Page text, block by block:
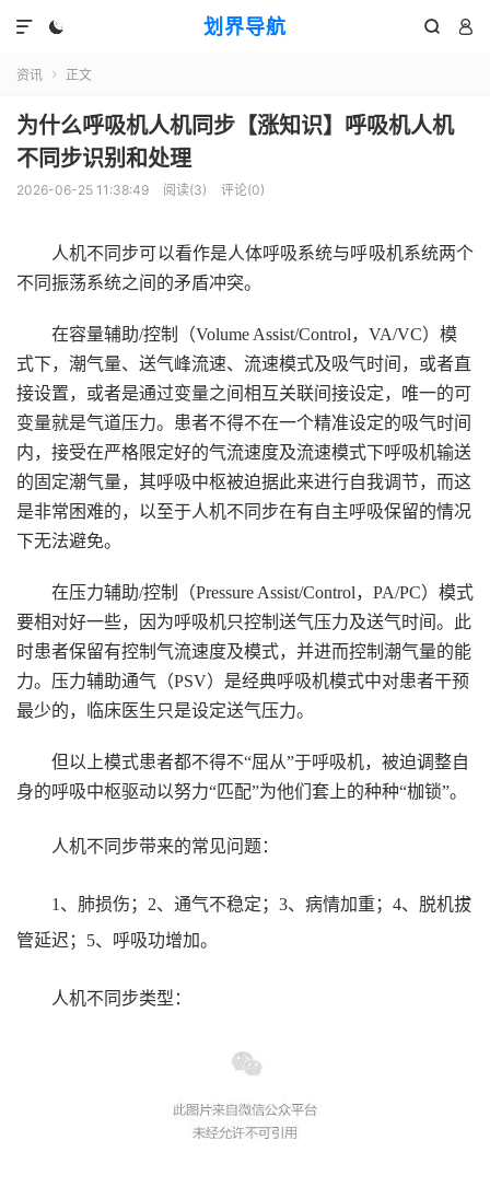
划界导航
  

资讯  正文
为什么呼吸机人机同步【涨知识】呼吸机人机
不同步识别和处理
2026-06-25 11:38:49 阅读(3) 评论(0)
人机不同步可以看作是人体呼吸系统与呼吸机系统两个
不同振荡系统之间的矛盾冲突。
在容量辅助/控制（Volume Assist/Control，VA/VC）模
式下，潮气量、送气峰流速、流速模式及吸气时间，或者直
接设置，或者是通过变量之间相互关联间接设定，唯一的可
变量就是气道压力。患者不得不在一个精准设定的吸气时间
内，接受在严格限定好的气流速度及流速模式下呼吸机输送
的固定潮气量，其呼吸中枢被迫据此来进行自我调节，而这
是非常困难的，以至于人机不同步在有自主呼吸保留的情况
下无法避免。
在压力辅助/控制（Pressure Assist/Control，PA/PC）模式
要相对好一些，因为呼吸机只控制送气压力及送气时间。此
时患者保留有控制气流速度及模式，并进而控制潮气量的能
力。压力辅助通气（PSV）是经典呼吸机模式中对患者干预
最少的，临床医生只是设定送气压力。
但以上模式患者都不得不“屈从”于呼吸机，被迫调整自
身的呼吸中枢驱动以努力“匹配”为他们套上的种种“枷锁”。
人机不同步带来的常见问题：
1、肺损伤；2、通气不稳定；3、病情加重；4、脱机拔
管延迟；5、呼吸功增加。
人机不同步类型：